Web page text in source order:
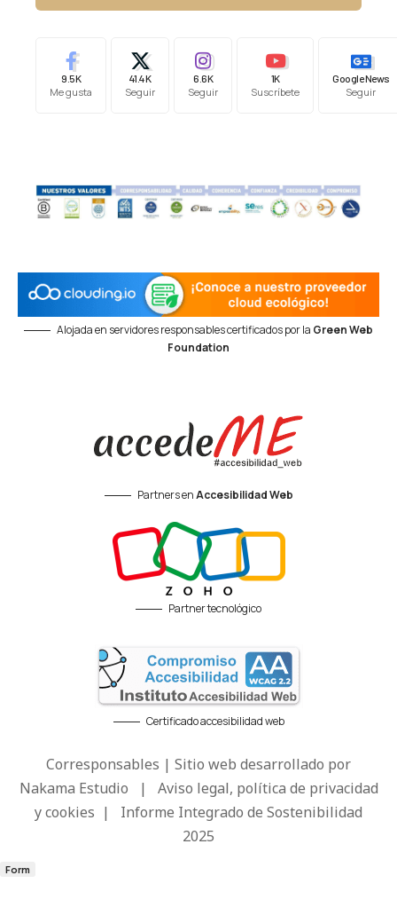
9.5K
Me gusta
41.4K
Seguir
6.6K
Seguir
1K
Suscríbete
Google News
Seguir
Alojada en servidores responsables certificados por la Green Web
Foundation
Partners enAccesibilidad Web
Partner tecnológico
Certificado accesibilidad web
Corresponsables | Sitio web desarrollado por
Nakama Estudio | Aviso legal, política de privacidad
y cookies | Informe Integrado de Sostenibilidad
2025
Form